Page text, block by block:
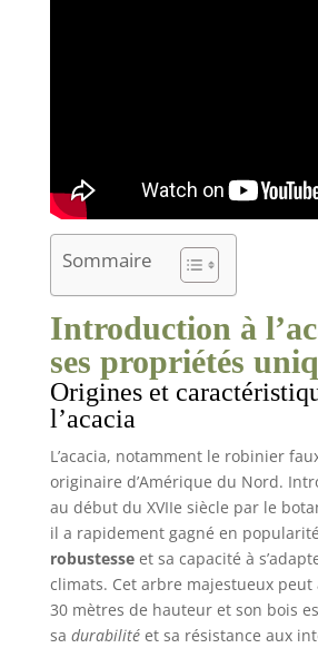
Sommaire
Introduction à
ses propriétés
Origines et
l’acacia
L’acacia, notamment le robinier
originaire d’Amérique du Nord.
au début du XVIIe siècle par le
il a rapidement gagné en
robustesseet sa capacité à
climats. Cet arbre majestueux peut
30 mètres de hauteur et son bois
sa durabilitéet sa résistance aux